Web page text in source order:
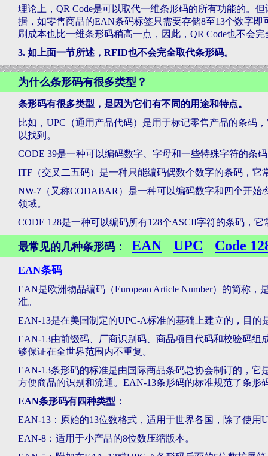
理论上，QR Code是可以取代一维条形码的所有功能的。
据，如零售商品的EAN条码标签只需要存储8至13个数字即
刷成本也比一维条形码稍高一点，因此，QR Code也不会
3. 如上面一节所述，RFID也不会完全取代条形码。
为什么条形码有很多类型？
条形码有很多类型，是因为它们有不同的用途和特点。
比如，UPC（通用产品代码）是用于标记零售产品的条码
以找到。
CODE 39是一种可以编码数字、字母和一些特殊字符的条
ITF（交叉二五码）是一种只能编码偶数个数字的条码，它
NW-7（又称CODABAR）是一种可以编码数字和四个开
领域。
CODE 128是一种可以编码所有128个ASCII字符的条码，
最常见的几种条形码： EAN UPC Code
EAN条码
EAN是欧洲物品编码（European Article Number）的简称
准。
EAN-13是在美国制定的UPC-A标准的基础上建立的，目的
EAN-13由前缀码、厂商识别码、商品项目代码和校验码组
够保证在全世界范围内不重复。
EAN-13条形码的标准是由国际商品条码总协会制订的，
方便商品的识别和流通。EAN-13条形码的标准规范了条形
EAN条形码有四种类型：
EAN-13：原始的13位数格式，适用于世界各国，除了使用
EAN-8：适用于小产品的8位数压缩版本。